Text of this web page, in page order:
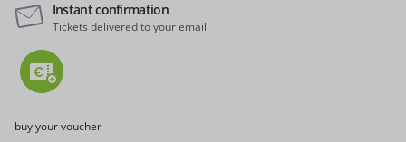
Instant confirmation
Tickets delivered to your email
buy your voucher